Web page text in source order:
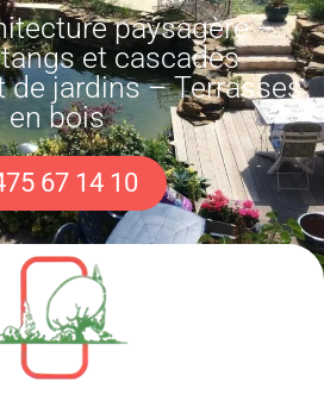
paysagère –
et cascades –
de jardins – Terrasses
en bois
67 14 10